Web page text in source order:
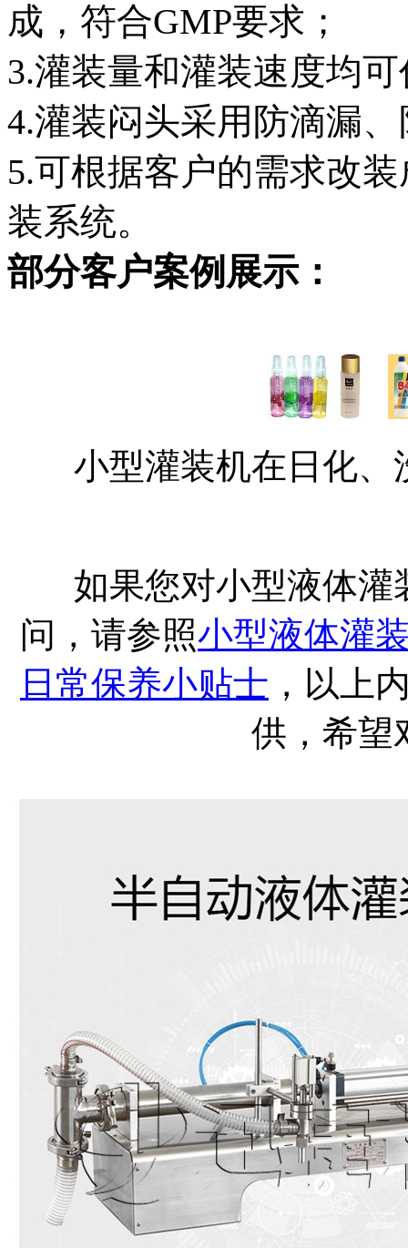
成，符合GMP要求；
3.灌装量和灌装速度均
4.灌装闷头采用防滴漏
5.可根据客户的需求改
装系统。
部分客户案例展示：
小型灌装机在日化
如果您对小型液体灌
问，请参照小型液体灌
日常保养小贴士 ，以上
供，希望